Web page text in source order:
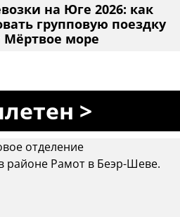
на Юге 2026: как
групповую поездку
Мёртвое море
>